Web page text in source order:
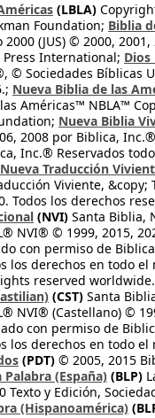
(LBLA)
Foundation; Biblia
(JUS) © 2000, 2001,
Press International; Dios
© Sociedades Bíblicas
Nueva Biblia de las
Américas™ NBLA™
Nueva Biblia
2008 por Biblica,
Inc.® Reservados
Nueva Traducción
Viviente, &copy;
Todos los derechos
(NVI) Santa Biblia,
NVI® © 1999, 2015,
con permiso de
los derechos en todo el
reserved
(CST) Santa
NVI® (Castellano) ©
con permiso de
los derechos en todo el
(PDT) © 2005, 2015
Palabra (España) (BLP)
Texto y Edición,
(Hispanoamérica)